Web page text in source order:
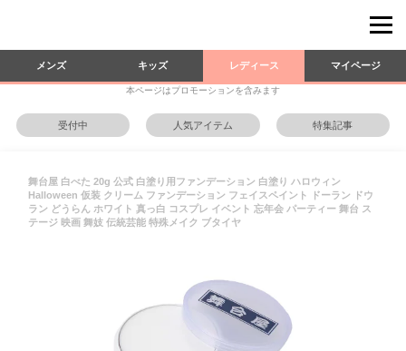
メンズ キッズ レディース マイページ
本ページはプロモーションを含みます
受付中 人気アイテム 特集記事
舞台屋 白べた 20g 公式 白塗り用ファンデーション 白塗り ハロウィン
Halloween 仮装 クリーム ファンデーション フェイスペイント ドーラン ドウ
ラン どうらん ホワイト 真っ白 コスプレ イベント 忘年会 パーティー 舞台 ス
テージ 映画 舞妓 伝統芸能 特殊メイク ブタイヤ